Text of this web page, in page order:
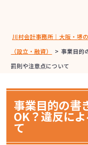
川村会計事務所｜大阪・堺
（設立・融資）
> 事業目的
罰則や注意点について
事業目的の書
OK？違反に
て